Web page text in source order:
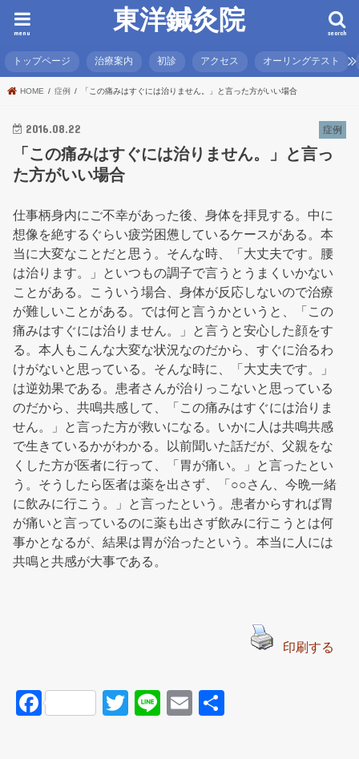
東洋鍼灸院 search
menu
トップページ 治療案内 初診 アクセス オーリングテスト
HOME 症例 「この痛みはすぐには治りません。」と言った方がいい場合
症例
2016.08.22
「この痛みはすぐには治りません。」と言っ
た方がいい場合
仕事柄身内にご不幸があった後、身体を拝見する。中に
想像を絶するぐらい疲労困憊しているケースがある。本
当に大変なことだと思う。そんな時、「大丈夫です。腰
は治ります。」といつもの調子で言うとうまくいかない
ことがある。こういう場合、身体が反応しないので治療
が難しいことがある。では何と言うかというと、「この
痛みはすぐには治りません。」と言うと安心した顔をす
る。本人もこんな大変な状況なのだから、すぐに治るわ
けがないと思っている。そんな時に、「大丈夫です。」
は逆効果である。患者さんが治りっこないと思っている
のだから、共鳴共感して、「この痛みはすぐには治りま
せん。」と言った方が救いになる。いかに人は共鳴共感
で生きているかがわかる。以前聞いた話だが、父親をな
くした方が医者に行って、「胃が痛い。」と言ったとい
う。そうしたら医者は薬を出さず、「○○さん、今晩一緒
に飲みに行こう。」と言ったという。患者からすれば胃
が痛いと言っているのに薬も出さず飲みに行こうとは何
事かとなるが、結果は胃が治ったという。本当に人には
共鳴と共感が大事である。
印刷する
F
T
Li
E